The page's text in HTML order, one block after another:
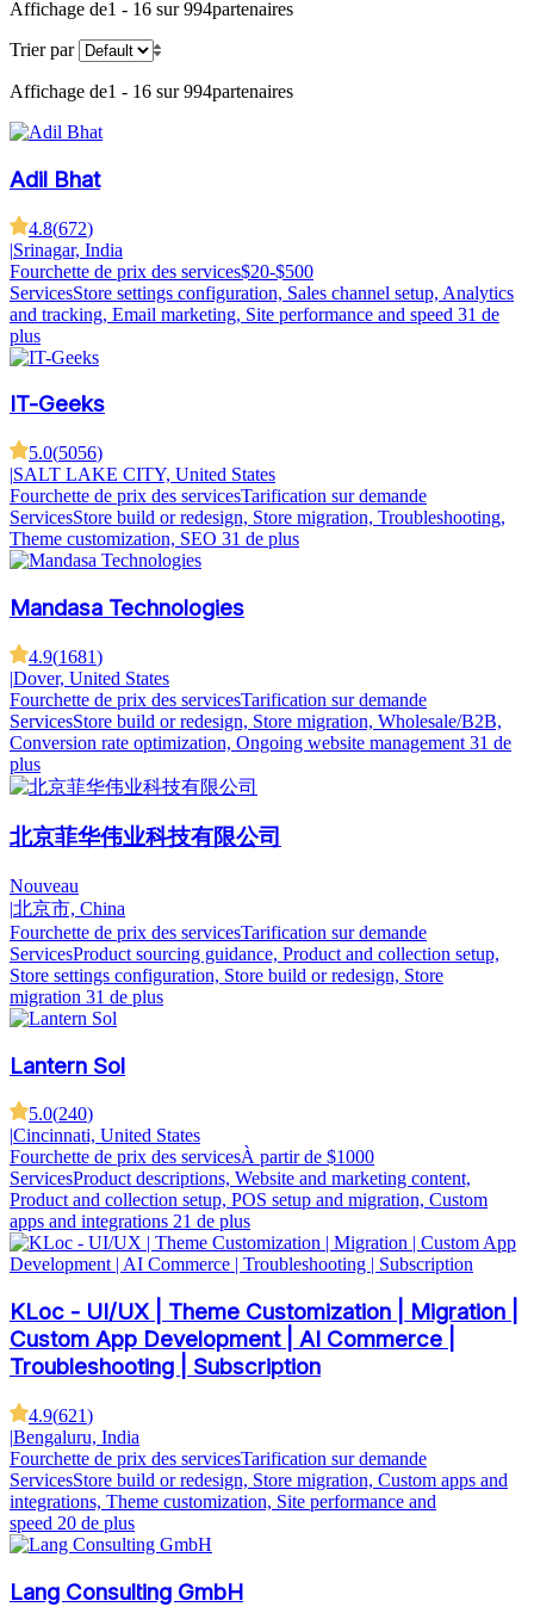
Affichage de1 - 16 sur 994partenaires
Trier par
Affichage de1 - 16 sur 994partenaires
Adil Bhat
4.8(672)
|Srinagar, India
Fourchette de prix des services$20-$500
ServicesStore settings configuration, Sales channel setup, Analytics
and tracking, Email marketing, Site performance and speed 31 de
plus
IT-Geeks
5.0(5056)
|SALT LAKE CITY, United States
Fourchette de prix des servicesTarification sur demande
ServicesStore build or redesign, Store migration, Troubleshooting,
Theme customization, SEO 31 de plus
Mandasa Technologies
4.9(1681)
|Dover, United States
Fourchette de prix des servicesTarification sur demande
ServicesStore build or redesign, Store migration, Wholesale/B2B,
Conversion rate optimization, Ongoing website management 31 de
plus
北京菲华伟业科技有限公司
Nouveau
|北京市, China
Fourchette de prix des servicesTarification sur demande
ServicesProduct sourcing guidance, Product and collection setup,
Store settings configuration, Store build or redesign, Store
migration 31 de plus
Lantern Sol
5.0(240)
Cincinnati, United States
Fourchette de prix des servicesÀ partir de $1000
ServicesProduct descriptions, Website and marketing content,
Product and collection setup, POS setup and migration, Custom
apps and integrations 21 de plus
KLoc - UI/UX | Theme Customization | Migration |
Custom App Development | AI Commerce |
Troubleshooting | Subscription
4.9(621)
|Bengaluru, India
Fourchette de prix des servicesTarification sur demande
ServicesStore build or redesign, Store migration, Custom apps and
integrations, Theme customization, Site performance and
speed 20 de plus
Lang Consulting GmbH